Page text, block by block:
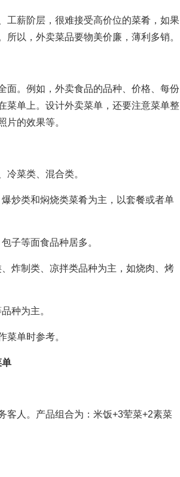
薪阶层，很难接受高价位的菜肴，如果
以，外卖菜品要物美价廉，薄利多销。
。例如，外卖食品的品种、价格、每份
菜单上。设计外卖菜单，还要注意菜单整
片的效果等。
菜类、混合类。
类和焖烧类菜肴为主，以套餐或者单
等面食品种居多。
制类、凉拌类品种为主，如烧肉、烤
种为主。
单时参考。
人。产品组合为：米饭+3荤菜+2素菜